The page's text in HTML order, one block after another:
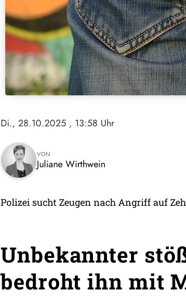
Di., 28.10.2025 , 13:58 Uhr
VON
Juliane Wirthwein
Polizei sucht Zeugen nach Angriff auf
Unbekannter
bedroht ihn mit